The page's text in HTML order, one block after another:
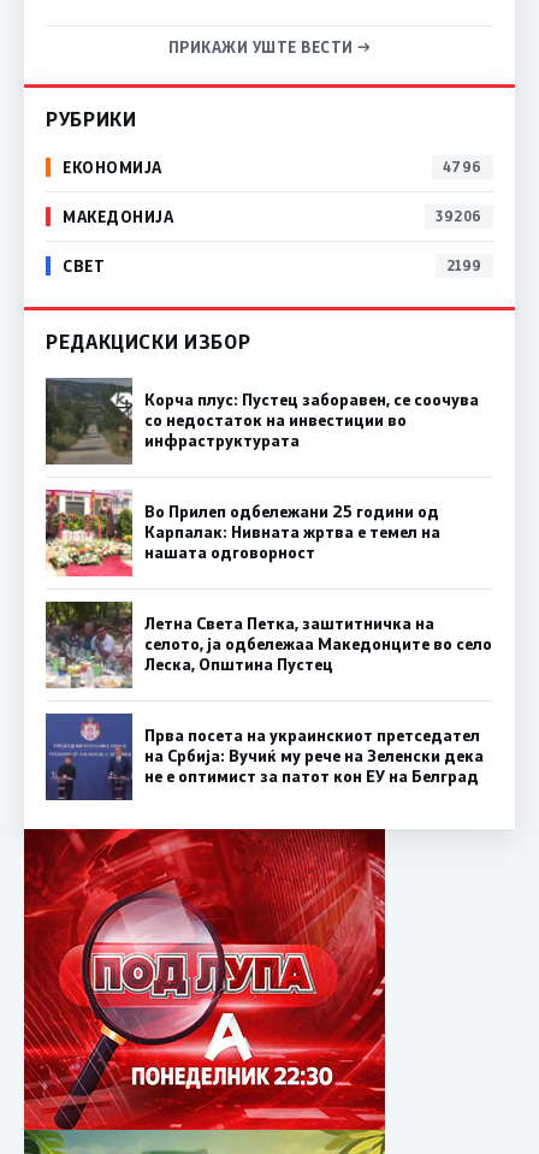
ПРИКАЖИ УШТЕ ВЕСТИ →
РУБРИКИ
ЕКОНОМИЈА 4796
МАКЕДОНИЈА 39206
СВЕТ 2199
РЕДАКЦИСКИ ИЗБОР
Корча плус: Пустец заборавен, се соочува
со недостаток на инвестиции во
инфраструктурата
Во Прилеп одбележани 25 години од
Карпалак: Нивната жртва е темел на
нашата одговорност
Летна Света Петка, заштитничка на
селото, ја одбележаа Македонците во село
Леска, Општина Пустец
Прва посета на украинскиот претседател
на Србија: Вучиќ му рече на Зеленски дека
не е оптимист за патот кон ЕУ на Белград